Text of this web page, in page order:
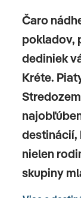
Čaro
pokladov,
dediniek
Kréte.
destinácií,
nielen
skupiny